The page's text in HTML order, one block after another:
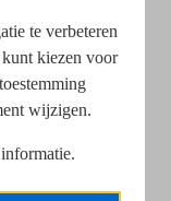
te verbeteren
kiezen voor
wijzigen.